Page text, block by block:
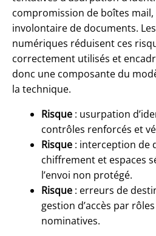
compromission de boîtes
involontaire de documents.
numériques réduisent ces
correctement utilisés et
donc une composante du
la technique.
Risque : usurpation
contrôles renforcés et
Risque : interception de
chiffrement et espaces
l’envoi non protégé.
Risque : erreurs de
gestion d’accès par
nominatives.